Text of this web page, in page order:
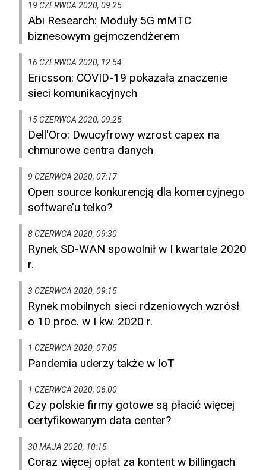
19 CZERWCA 2020, 09:25
Abi Research: Moduły 5G mMTC
biznesowym gejmczendżerem
16 CZERWCA 2020, 12:54
Ericsson: COVID-19 pokazała znaczenie
sieci komunikacyjnych
15 CZERWCA 2020, 09:25
Dell'Oro: Dwucyfrowy wzrost capex na
chmurowe centra danych
9 CZERWCA 2020, 07:17
Open source konkurencją dla komercyjnego
software’u telko?
8 CZERWCA 2020, 09:30
Rynek SD-WAN spowolnił w I kwartale 2020
r.
3 CZERWCA 2020, 09:15
Rynek mobilnych sieci rdzeniowych wzrósł
o 10 proc. w I kw. 2020 r.
1 CZERWCA 2020, 07:05
Pandemia uderzy także w IoT
1 CZERWCA 2020, 06:00
Czy polskie firmy gotowe są płacić więcej
certyfikowanym data center?
30 MAJA 2020, 10:15
Coraz więcej opłat za kontent w billingach